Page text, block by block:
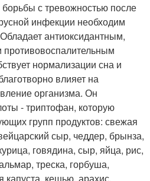
с тревожностью после
инфекции необходим
антиоксидантным,
нормализации сна и
влияет на
организма. Он
- триптофан, которую
групп продуктов: свежая
сыр, чеддер, брынза,
говядина, сыр, яйца, рис,
треска, горбуша,